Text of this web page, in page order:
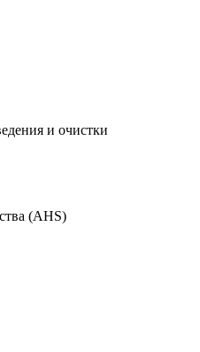
и очистки
(AHS)